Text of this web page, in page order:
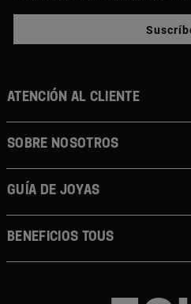
ATENCIÓN AL CLIENTE
SOBRE NOSOTROS
GUÍA DE JOYAS
BENEFICIOS TOUS